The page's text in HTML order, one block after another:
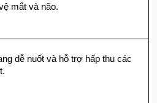
mắt và não.
dễ nuốt và hỗ trợ hấp thu các